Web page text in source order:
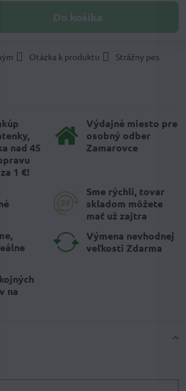
Do košíka
Otázka k produktu
Strážny pes
nad 45
1 €!
Výdajné miesto pre
osobný odber
Zamarovce
Sme rýchli, tovar
skladom môžete
mať už zajtra
Výmena nevhodnej
veľkosti Zdarma
na